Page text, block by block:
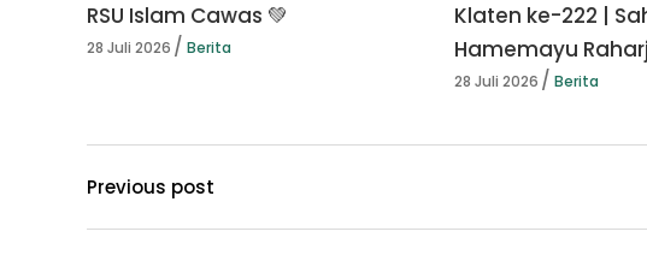
RSU Islam Cawas 💚
28 Juli 2026 Berita
Klaten ke-222 |
Hamemayu
28 Juli 2026 Berita
Previous post